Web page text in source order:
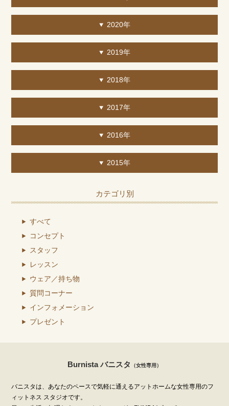
2020年
2019年
2018年
2017年
2016年
2015年
カテゴリ別
すべて
コンセプト
スタッフ
レッスン
ウェア／持ち物
質問コーナー
インフォメーション
プレゼント
Burnista バニスタ （女性専用）
バニスタは、あなたのペースで気軽に通えるアットホームな女性専用のフ
ィットネス スタジオです。